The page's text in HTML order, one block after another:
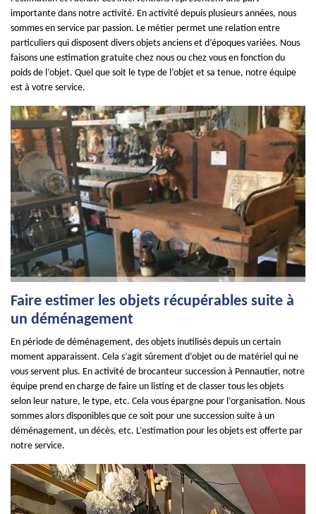
importante dans notre activité. En activité depuis plusieurs années, nous
sommes en service par passion. Le métier permet une relation entre
particuliers qui disposent divers objets anciens et d’époques variées. Nous
faisons une estimation gratuite chez nous ou chez vous en fonction du
poids de l’objet. Quel que soit le type de l’objet et sa tenue, notre équipe
est à votre service.
Faire estimer les objets récupérables suite à
un déménagement
En période de déménagement, des objets inutilisés depuis un certain
moment apparaissent. Cela s’agit sûrement d’objet ou de matériel qui ne
vous servent plus. En activité de brocanteur succession à Pennautier, notre
équipe prend en charge de faire un listing et de classer tous les objets
selon leur nature, le type, etc. Cela vous épargne pour l’organisation. Nous
sommes alors disponibles que ce soit pour une succession suite à un
déménagement, un décès, etc. L’estimation pour les objets est offerte par
notre service.